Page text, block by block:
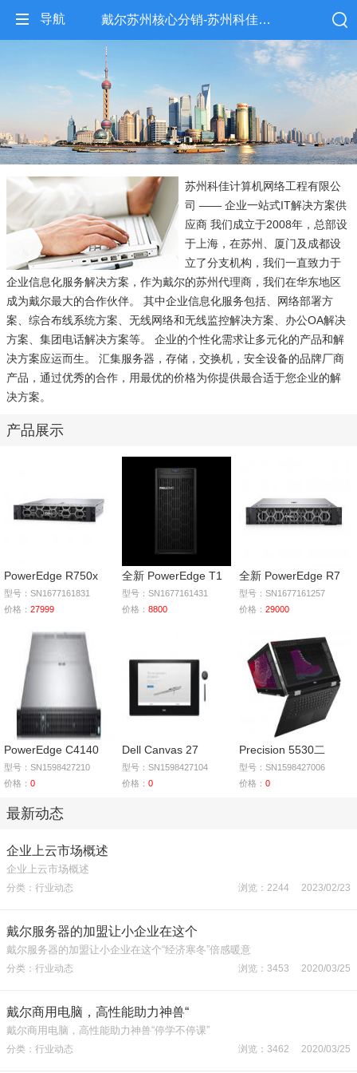
导航 戴尔苏州核心分销-苏州科佳计算机网络工程有限公司
苏州科佳计算机网络工程有限公
司 —— 企业一站式IT解决方案供
应商 我们成立于2008年，总部设
于上海，在苏州、厦门及成都设
立了分支机构，我们一直致力于
企业信息化服务解决方案，作为戴尔的苏州代理商，我们在华东地区
成为戴尔最大的合作伙伴。 其中企业信息化服务包括、网络部署方
案、综合布线系统方案、无线网络和无线监控解决方案、办公OA解决
方案、集团电话解决方案等。 企业的个性化需求让多元化的产品和解
决方案应运而生。 汇集服务器，存储，交换机，安全设备的品牌厂商
产品，通过优秀的合作，用最优的价格为你提供最合适于您企业的解
决方案。
产品展示
PowerEdge R750x
型号：SN1677161831
价格： 27999
全新 PowerEdge T1
型号：SN1677161431
价格： 8800
全新 PowerEdge R7
型号：SN1677161257
价格：29000
PowerEdge C4140
型号：SN1598427210
价格： 0
Dell Canvas 27
型号：SN1598427104
价格： 0
Precision 5530二
型号：SN1598427006
价格：0
最新动态
企业上云市场概述
企业上云市场概述
分类：行业动态 浏览：2244 2023/02/23
戴尔服务器的加盟让小企业在这个
戴尔服务器的加盟让小企业在这个“经济寒冬”倍感暖意
分类：行业动态 浏览：3453 2020/03/25
戴尔商用电脑，高性能助力神兽“
戴尔商用电脑，高性能助力神兽“停学不停课”
分类：行业动态 浏览：3462 2020/03/25